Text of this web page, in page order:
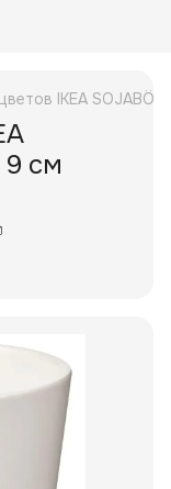
IKEA
см